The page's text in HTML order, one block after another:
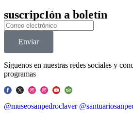
suscripcIón a boletín
Enviar
Síguenos en nuestras redes sociales y
programas
@museosanpedroclaver